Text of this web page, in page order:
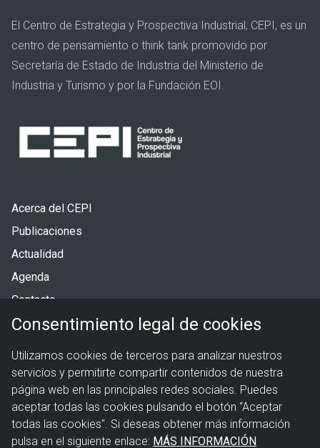
El Centro de Estrategia y Prospectiva Industrial, CEPI, es un
centro de pensamiento o think tank promovido por
Secretaría de Estado de Industria del Ministerio de
Industria y Turismo y por la Fundación EOI.
Pie
de
Acerca del CEPI
Publicaciones
Actualidad
Agenda
Contacto
legal
Política de cookies
Aviso legal
Consentimiento legal de cookies
Utilizamos cookies de terceros para analizar nuestros
servicios y permitirte compartir contenidos de nuestra
página web en las principales redes sociales. Puedes
aceptar todas las cookies pulsando el botón “Aceptar
todas las cookies". Si deseas obtener más información
pulsa en el siguiente enlace: MÁS INFORMACIÓN